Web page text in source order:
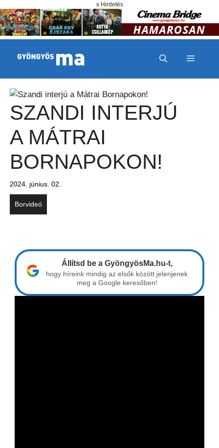
x Hirdetés
MENÜ
SZANDI INTERJÚ
A MÁTRAI
BORNAPOKON!
2024. június. 02.
Borvideó
Állítsd be a GyöngyösMa.hu-t,
hogy híreink mindig az elsők között jelenjenek
meg a Google keresőben!